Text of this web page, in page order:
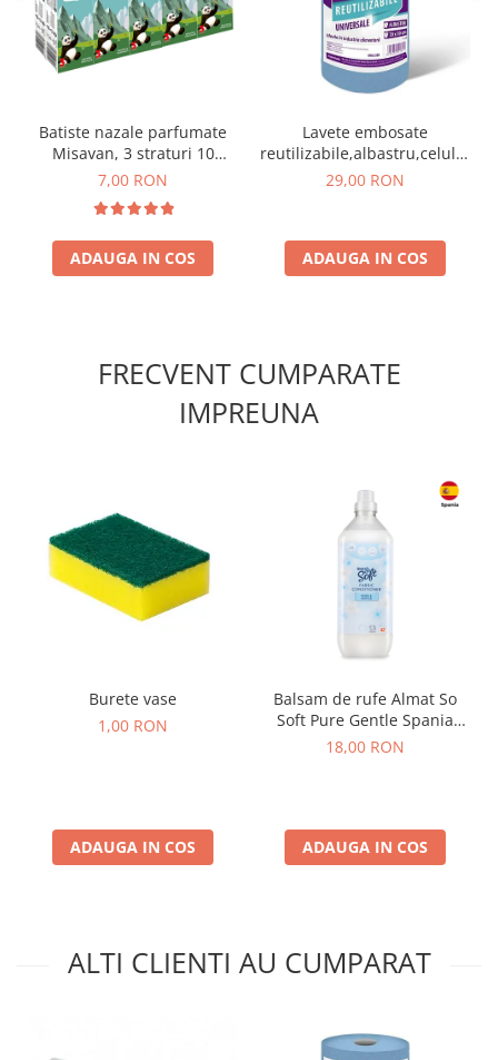
Batiste nazale parfumate
Misavan, 3 straturi 10
pachete/ set
7,00 RON
ADAUGA IN COS
Lavete embosate
x 20 cm,rola 75 bucati
29,00 RON
ADAUGA IN COS
FRECVENT CUMPARATE
IMPREUNA
Burete vase
1,00 RON
ADAUGA IN COS
Balsam de rufe Almat So
Soft Pure Gentle Spania
1,26L
18,00 RON
ADAUGA IN COS
ALTI CLIENTI AU CUMPARAT